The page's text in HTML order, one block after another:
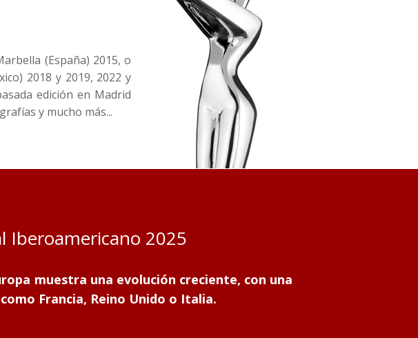
(España) 2015, o
2018 y 2019, 2022 y
edición en Madrid
y mucho más...
Iberoamericano 2025
muestra una evolución creciente, con una
Francia, Reino Unido o Italia.